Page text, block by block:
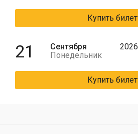
Купить билет
21
Сентября
Понедельник
2026
Купить билет